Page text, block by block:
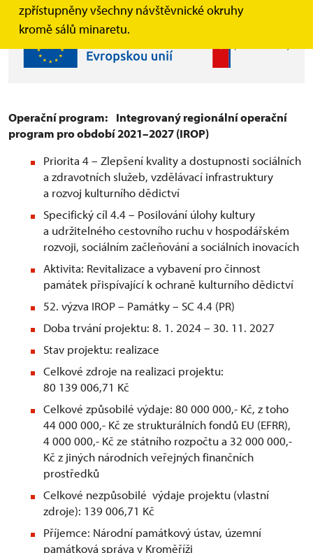
zpřístupněny všechny návštěvnické okruhy
kromě sálů minaretu.
Operační program: Integrovaný regionální operační
program pro období 2021–2027 (IROP)
Priorita 4 – Zlepšení kvality a dostupnosti sociálních
a zdravotních služeb, vzdělávací infrastruktury
a rozvoj kulturního dědictví
Specifický cíl 4.4 – Posilování úlohy kultury
a udržitelného cestovního ruchu v hospodářském
rozvoji, sociálním začleňování a sociálních inovacích
Aktivita: Revitalizace a vybavení pro činnost
památek přispívající k ochraně kulturního dědictví
52. výzva IROP – Památky – SC 4.4 (PR)
Doba trvání projektu: 8. 1. 2024 – 30. 11. 2027
Stav projektu: realizace
Celkové zdroje na realizaci projektu:
80 139 006,71 Kč
Celkové způsobilé výdaje: 80 000 000,- Kč, z toho
44 000 000,- Kč ze strukturálních fondů EU (EFRR),
4 000 000,- Kč ze státního rozpočtu a 32 000 000,-
Kč z jiných národních veřejných finančních
prostředků
Celkové nezpůsobilé výdaje projektu (vlastní
zdroje): 139 006,71 Kč
Příjemce: Národní památkový ústav, územní
památková správa v Kroměříži